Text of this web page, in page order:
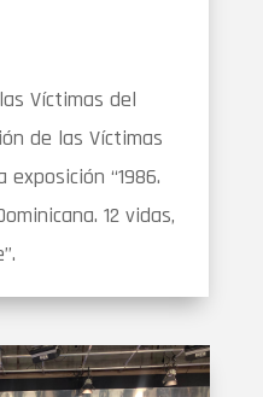
Víctimas del
de las Víctimas
“1986.
12 vidas,